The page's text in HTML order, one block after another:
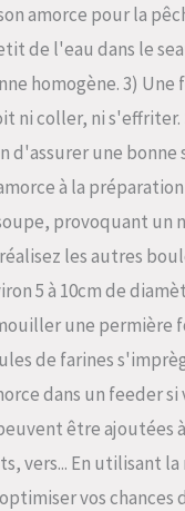
amorce pour la
de l'eau dans le
homogène. 3)
ni coller, ni
d'assurer une
à la
provoquant un
les autres
5 à 10cm de
une
de farines
dans un feeder
être
vers... En utilisant
vos chances